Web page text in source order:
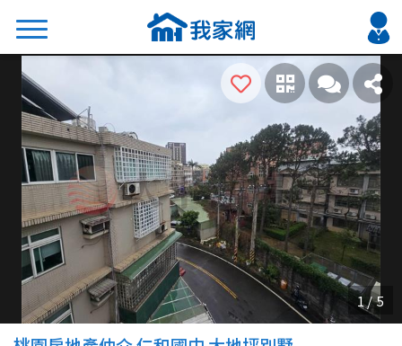
搜尋
熱門關鍵字
2026 台北降價好屋限量釋出
2026 新北降價好屋限量釋出
2026 台中降價好屋限量釋出
2026 台南降價好屋限量釋出
2026 高雄降價好屋限量釋出
縣市 區域